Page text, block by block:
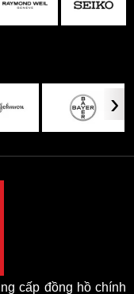
›
cấp đồng hồ chính